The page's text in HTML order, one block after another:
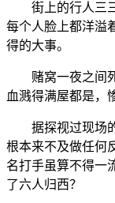
街上的行人三三
每个人脸上都洋溢
得的大事。
赌窝一夜之间死
血溅得满屋都是，
据探视过现场的
根本来不及做任何
名打手虽算不得一
了六人归西？